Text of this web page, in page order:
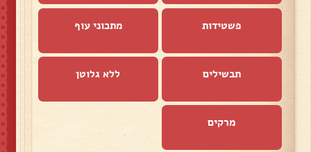
פשטידות מתכוני עוף
תבשילים ללא גלוטן
מרקים